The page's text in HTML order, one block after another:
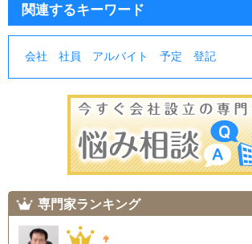
関連するキーワード
会社 社員 アルバイト 予定 登記
専門家ランキング